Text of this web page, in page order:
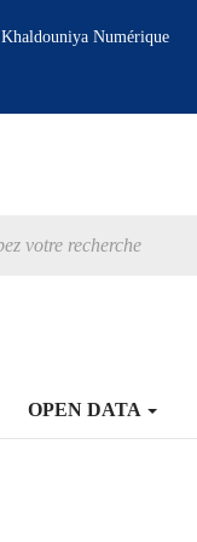
Khaldouniya Numérique
OPEN DATA